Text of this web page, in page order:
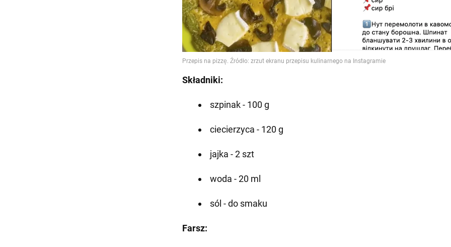
Składniki:
szpinak - 100 g
ciecierzyca - 120 g
jajka - 2 szt
woda - 20 ml
sól - do smaku
Farsz: